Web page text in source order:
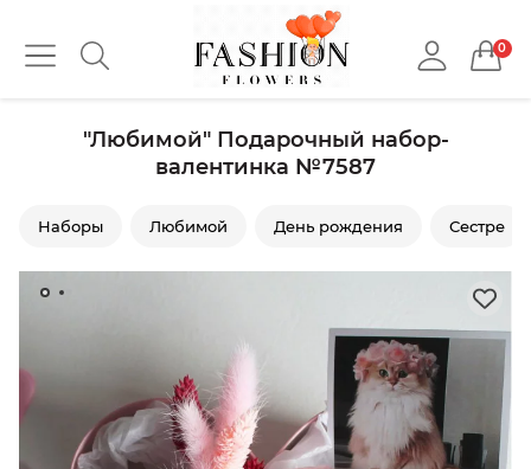
0
"Любимой" Подарочный набор-
валентинка №7587
Наборы Любимой День рождения Сестре